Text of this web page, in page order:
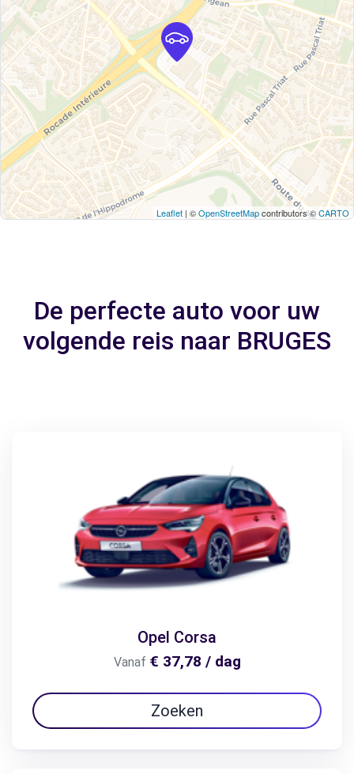
Leaflet | ©OpenStreetMapcontributors ©CARTO
De perfecte auto voor uw
volgende reis naar BRUGES
Opel Corsa
Vanaf € 37,78 / dag
Zoeken